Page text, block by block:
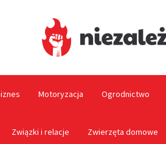
Motoryzacja Ogrodnictwo
Związki i relacje Zwierzęta domowe